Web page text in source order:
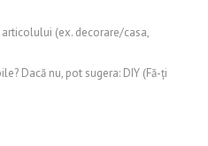
(ex. decorare/casa,
Dacă nu, pot sugera: DIY (Fă-ți